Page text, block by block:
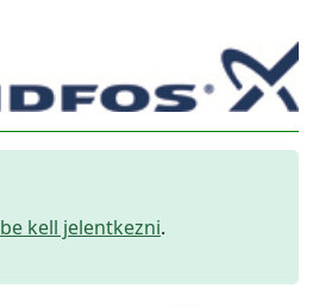
be kell jelentkezni.